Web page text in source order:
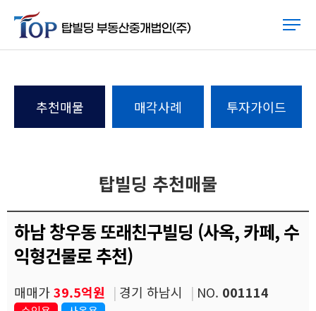
추천매물 매각사례 투자가이드
탑빌딩 추천매물
하남 창우동 또래친구빌딩 (사옥, 카페, 수
익형건물로 추천)
매매가39.5억원 경기 하남시 NO. 001114